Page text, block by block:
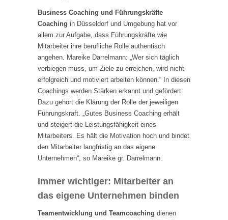
Business Coaching und Führungskräfte
Coaching in Düsseldorf und Umgebung hat vor
allem zur Aufgabe, dass Führungskräfte wie
Mitarbeiter ihre berufliche Rolle authentisch
angehen. Mareike Darrelmann: „Wer sich täglich
verbiegen muss, um Ziele zu erreichen, wird nicht
erfolgreich und motiviert arbeiten können.“ In diesen
Coachings werden Stärken erkannt und gefördert.
Dazu gehört die Klärung der Rolle der jeweiligen
Führungskraft. „Gutes Business Coaching erhält
und steigert die Leistungsfähigkeit eines
Mitarbeiters. Es hält die Motivation hoch und bindet
den Mitarbeiter langfristig an das eigene
Unternehmen“, so Mareike gr. Darrelmann.
Immer wichtiger: Mitarbeiter an
das eigene Unternehmen binden
Teamentwicklung und Teamcoaching dienen